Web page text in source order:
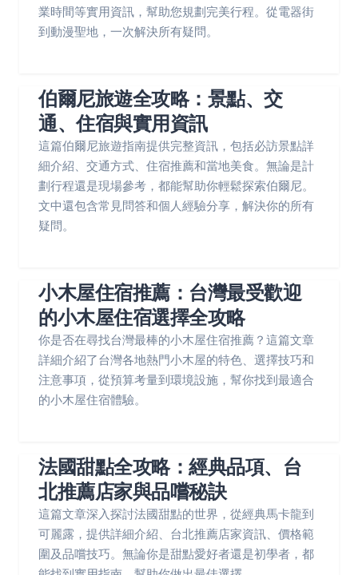
業時間等實用資訊，幫助您規劃完美行程。從電器街
到動漫聖地，一次解決所有疑問。
伯爾尼旅遊全攻略：景點、交
通、住宿與實用資訊
這篇伯爾尼旅遊指南提供完整資訊，包括必訪景點詳
細介紹、交通方式、住宿推薦和當地美食。無論是計
劃行程還是現場參考，都能幫助你輕鬆探索伯爾尼。
文中還包含常見問答和個人經驗分享，解決你的所有
疑問。
小木屋住宿推薦：台灣最受歡迎
的小木屋住宿選擇全攻略
你是否在尋找台灣最棒的小木屋住宿推薦？這篇文章
詳細介紹了台灣各地熱門小木屋的特色、選擇技巧和
注意事項，從預算考量到環境設施，幫你找到最適合
的小木屋住宿體驗。
法國甜點全攻略：經典品項、台
北推薦店家與品嚐秘訣
這篇文章深入探討法國甜點的世界，從經典馬卡龍到
可麗露，提供詳細介紹、台北推薦店家資訊、價格範
圍及品嚐技巧。無論你是甜點愛好者還是初學者，都